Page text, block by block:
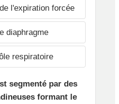
l'expiration forcée
diaphragme
respiratoire
segmenté par des
formant le